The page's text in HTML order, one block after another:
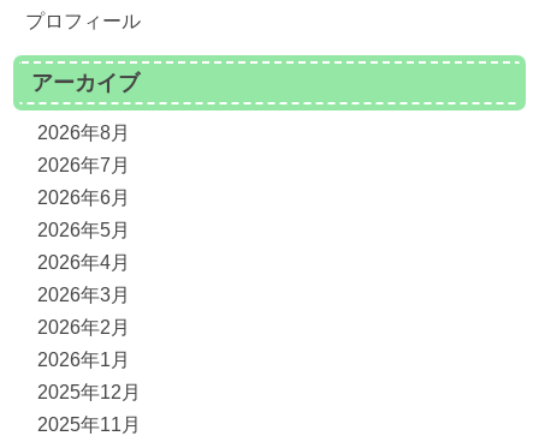
プロフィール
アーカイブ
2026年8月
2026年7月
2026年6月
2026年5月
2026年4月
2026年3月
2026年2月
2026年1月
2025年12月
2025年11月